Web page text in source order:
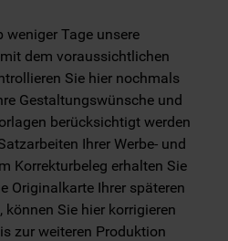
weniger Tage unsere
dem voraussichtlichen
Sie hier nochmals
Gestaltungswünsche und
berücksichtigt werden
Ihrer Werbe- und
Korrekturbeleg erhalten Sie
Originalkarte Ihrer späteren
Sie hier korrigieren
zur weiteren Produktion